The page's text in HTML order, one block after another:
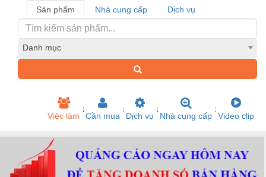
Sản phẩm Nhà cung cấp Dịch vụ
Danh mục
Việc làm Cần mua Dịch vụ Nhà cung cấp Video clip